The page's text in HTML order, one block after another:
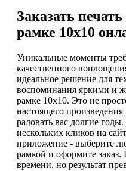
Заказать
рамке 10х10
Уникальные моменты
качественного
идеальное решение для
воспоминания яркими и
рамке 10х10. Это не
настоящего произведения
радовать вас долгие
нескольких кликов на
приложение - выберите
рамкой и оформите
времени, но результат